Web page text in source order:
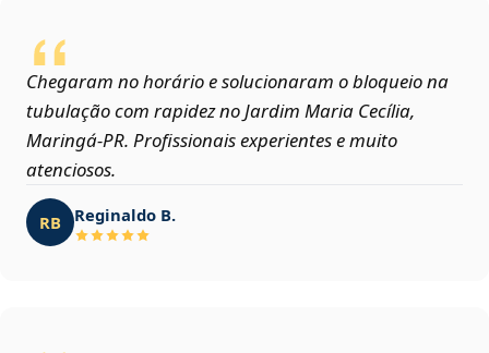
Chegaram no horário e solucionaram o bloqueio na
tubulação com rapidez no Jardim Maria Cecília,
Maringá‑PR. Profissionais experientes e muito
atenciosos.
RB Reginaldo B.